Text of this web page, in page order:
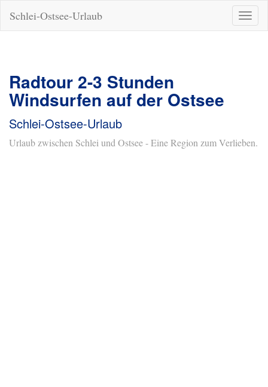
ein-/
Schlei-Ostsee-Urlaub
Radtour 2-3 Stunden
Windsurfen auf der Ostsee
Schlei-Ostsee-Urlaub
Urlaub zwischen Schlei und Ostsee - Eine Region zum Verlieben.